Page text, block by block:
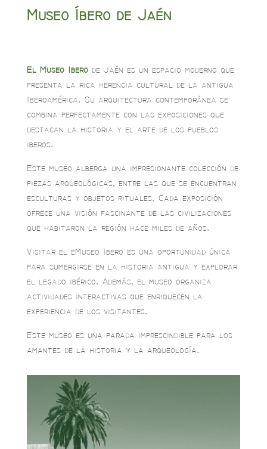
Museo Íbero de Jaén
El Museo Iberode Jaén es un espacio moderno que
presenta la rica herencia cultural de la antigua
Iberoamérica. Su arquitectura contemporánea se
combina perfectamente con las exposiciones que
destacan la historia y el arte de los pueblos
iberos.
Este museo alberga una impresionante colección de
piezas arqueológicas, entre las que se encuentran
esculturas y objetos rituales. Cada exposición
ofrece una visión fascinante de las civilizaciones
que habitaron la región hace miles de años.
Visitar el eMuseo Ibero es una oportunidad única
para sumergirse en la historia antigua y explorar
el legado ibérico. Además, el museo organiza
actividades interactivas que enriquecen la
experiencia de los visitantes.
Este museo es una parada imprescindible para los
amantes de la historia y la arqueología.